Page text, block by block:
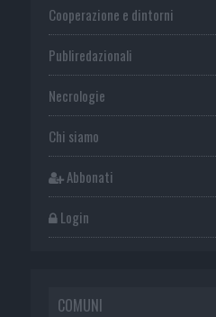
Cooperazione e dintorni
Publiredazionali
Necrologie
Chi siamo
Abbonati
Login
COMUNI